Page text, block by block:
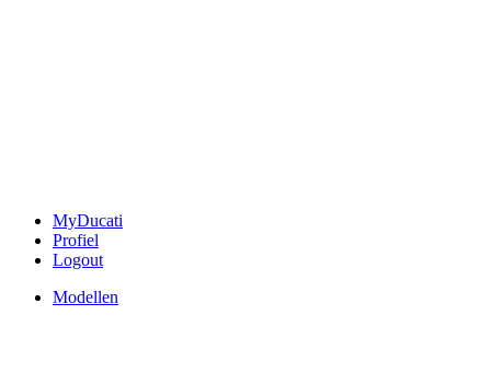
MyDucati
Profiel
Logout
Modellen